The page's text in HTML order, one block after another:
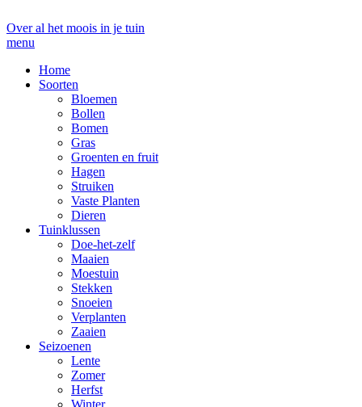
Over al het moois in je tuin
menu
Home
Soorten
Bloemen
Bollen
Bomen
Gras
Groenten en fruit
Hagen
Struiken
Vaste Planten
Dieren
Tuinklussen
Doe-het-zelf
Maaien
Moestuin
Stekken
Snoeien
Verplanten
Zaaien
Seizoenen
Lente
Zomer
Herfst
Winter